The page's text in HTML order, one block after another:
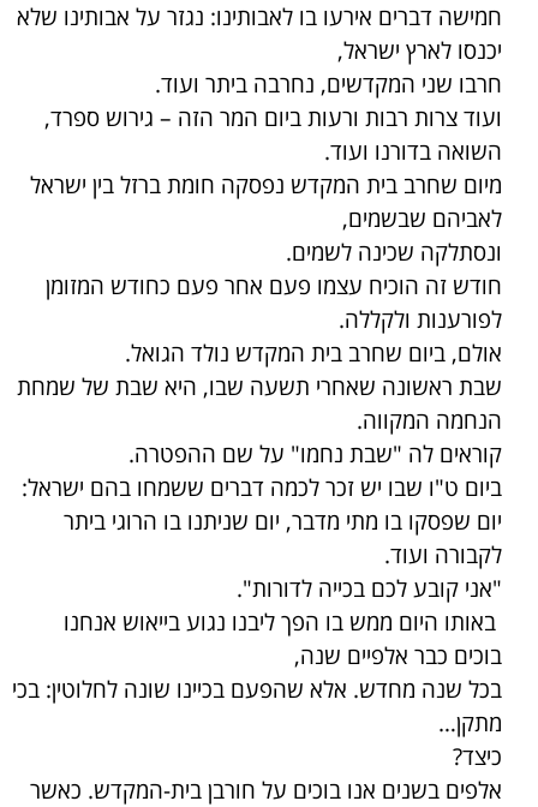
חמישה דברים אירעו בו לאבותינו: נגזר על אבותינו שלא
יכנסו לארץ ישראל,
חרבו שני המקדשים, נחרבה ביתר ועוד.
ועוד צרות רבות ורעות ביום המר הזה – גירוש ספרד,
השואה בדורנו ועוד.
מיום שחרב בית המקדש נפסקה חומת ברזל בין ישראל
לאביהם שבשמים,
ונסתלקה שכינה לשמים.
חודש זה הוכיח עצמו פעם אחר פעם כחודש המזומן
לפורענות ולקללה.
אולם, ביום שחרב בית המקדש נולד הגואל.
שבת ראשונה שאחרי תשעה שבו, היא שבת של שמחת
הנחמה המקווה.
קוראים לה "שבת נחמו" על שם ההפטרה.
ביום ט"ו שבו יש זכר לכמה דברים ששמחו בהם ישראל:
יום שפסקו בו מתי מדבר, יום שניתנו בו הרוגי ביתר
לקבורה ועוד.
"אני קובע לכם בכייה לדורות".
באותו היום ממש בו הפך ליבנו נגוע בייאוש אנחנו
בוכים כבר אלפיים שנה,
בכל שנה מחדש. אלא שהפעם בכיינו שונה לחלוטין: בכי
מתקן…
כיצד?
אלפים בשנים אנו בוכים על חורבן בית-המקדש. כאשר